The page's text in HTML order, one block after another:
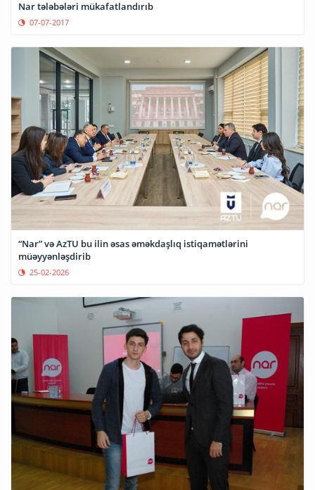
Nar tələbələri mükafatlandırıb
07-07-2017
“Nar” və AzTU bu ilin əsas əməkdaşlıq istiqamətlərini
müəyyənləşdirib
25-02-2026